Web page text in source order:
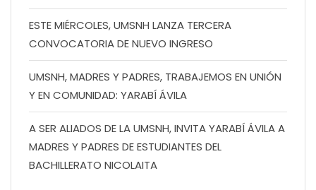
ESTE MIÉRCOLES, UMSNH LANZA TERCERA
CONVOCATORIA DE NUEVO INGRESO
UMSNH, MADRES Y PADRES, TRABAJEMOS EN UNIÓN
Y EN COMUNIDAD: YARABÍ ÁVILA
A SER ALIADOS DE LA UMSNH, INVITA YARABÍ ÁVILA A
MADRES Y PADRES DE ESTUDIANTES DEL
BACHILLERATO NICOLAITA